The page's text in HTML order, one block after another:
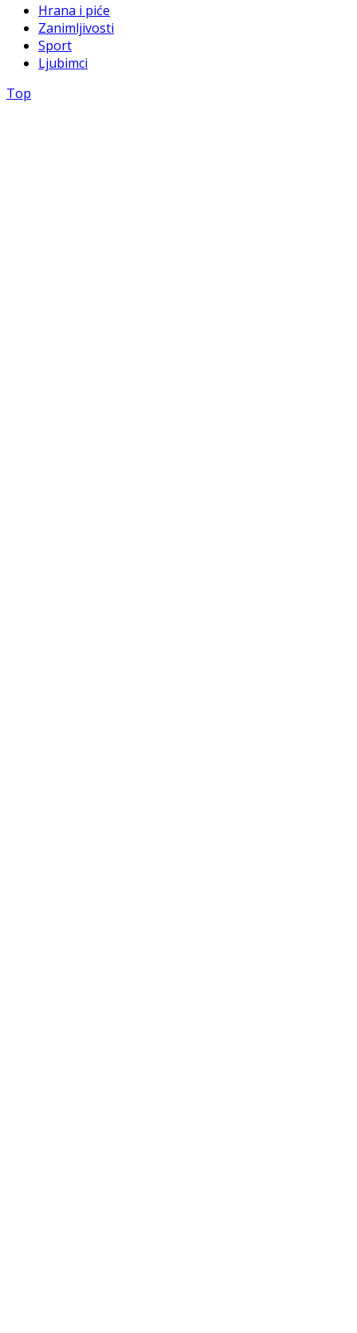
Hrana i piće
Zanimljivosti
Sport
Ljubimci
Top